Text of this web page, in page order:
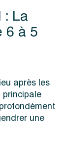
La
6 à 5
après les
une